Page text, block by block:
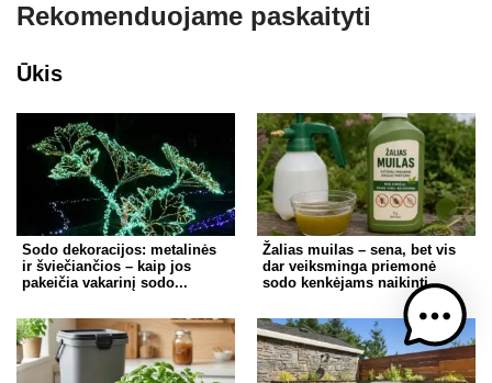
Rekomenduojame paskaityti
Ūkis
Sodo dekoracijos: metalinės
ir šviečiančios – kaip jos
pakeičia vakarinį sodo...
Žalias muilas – sena, bet vis
dar veiksminga priemonė
sodo kenkėjams naikinti